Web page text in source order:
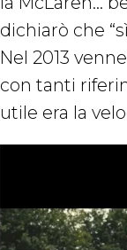
dichiarò che
Nel 2013
con tanti
utile era la